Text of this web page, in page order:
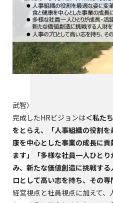
武智
完成したHRビジョンは＜私た
をとらえ、「人事組織の役割
康を中心とした事業の成長に
ます」「多様な社員一人ひと
み、新たな価値創造に挑戦す
ロとして高い志を持ち、その
経営視点と社員視点に加えて